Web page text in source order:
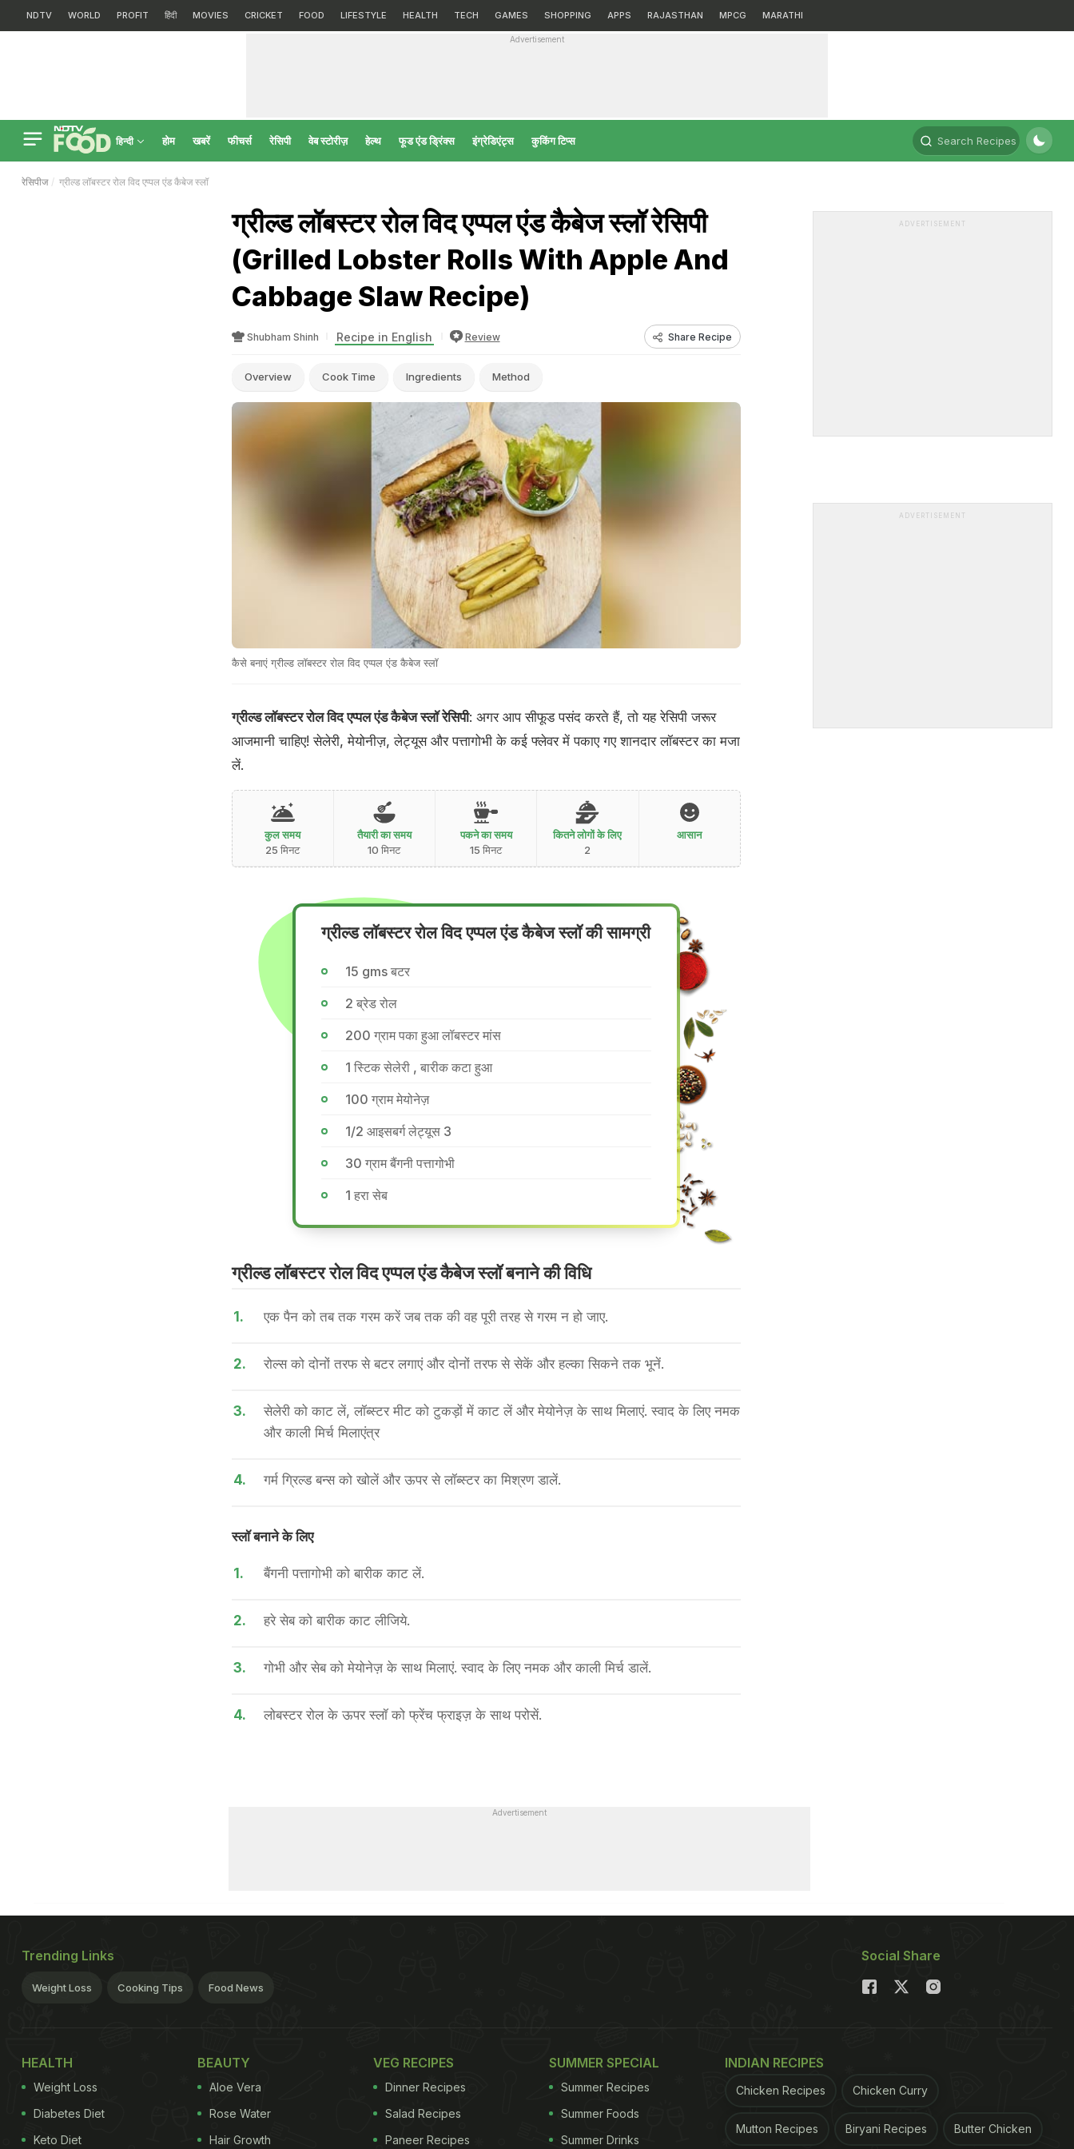
NDTV WORLD PROFIT हिंदी MOVIES CRICKET FOOD LIFESTYLE HEALTH TECH GAMES SHOPPING APPS RAJASTHAN MPCG MARATHI
Advertisement
हिन्दी होम खबरें फीचर्स रेसिपी वेब स्टोरीज़ हेल्‍थ फूड एंड ड्रिंक्स इंग्रेडिएंट्स कुकिंग टिप्स Search Recipes
रेसिपीज ग्रील्ड लॉबस्टर रोल विद एप्पल एंड कैबेज स्लॉ
ग्रील्ड लॉबस्टर रोल विद एप्पल एंड कैबेज स्लॉ रेसिपी
(Grilled Lobster Rolls With Apple And
Cabbage Slaw Recipe)
Shubham Shinh Recipe in English Review Share Recipe
Overview Cook Time Ingredients Method
कैसे बनाएं ग्रील्ड लॉबस्टर रोल विद एप्पल एंड कैबेज स्लॉ
ग्रील्ड लॉबस्टर रोल विद एप्पल एंड कैबेज स्लॉ रेसिपी: अगर आप सीफूड पसंद करते हैं, तो यह रेसिपी जरूर
आजमानी चाहिए! सेलेरी, मेयोनीज़, लेट्यूस और पत्तागोभी के कई फ्लेवर में पकाए गए शानदार लॉबस्टर का मजा
लें.
कुल समय
25 मिनट
तैयारी का समय
10 मिनट
पकने का समय
15 मिनट
कितने लोगों के लिए
2
आसान
ग्रील्ड लॉबस्टर रोल विद एप्पल एंड कैबेज स्लॉ की सामग्री
15 gms बटर
2 ब्रेड रोल
200 ग्राम पका हुआ लॉबस्टर मांस
1 स्टिक सेलेरी , बारीक कटा हुआ
100 ग्राम मेयोनेज़
1/2 आइसबर्ग लेट्यूस 3
30 ग्राम बैंगनी पत्तागोभी
1 हरा सेब
ग्रील्ड लॉबस्टर रोल विद एप्पल एंड कैबेज स्लॉ बनाने की वि​धि
1. एक पैन को तब तक गरम करें जब तक की वह पूरी तरह से गरम न हो जाए.
2. रोल्स को दोनों तरफ से बटर लगाएं और दोनों तरफ से सेकें और हल्का सिकने तक भूनें.
3.
सेलेरी को काट लें, लॉब्स्टर मीट को टुकड़ों में काट लें और मेयोनेज़ के साथ मिलाएं. स्वाद के लिए नमक
और काली मिर्च मिलाएंत्र
4. गर्म ग्रिल्ड बन्स को खोलें और ऊपर से लॉब्स्टर का मिश्रण डालें.
स्लॉ बनाने के लिए
1. बैंगनी पत्तागोभी को बारीक काट लें.
2. हरे सेब को बारीक काट लीजिये.
3. गोभी और सेब को मेयोनेज़ के साथ मिलाएं. स्वाद के लिए नमक और काली मिर्च डालें.
4. लोबस्टर रोल के ऊपर स्लॉ को फ्रेंच फ्राइज़ के साथ परोसें.
ADVERTISEMENT
ADVERTISEMENT
Advertisement
Trending Links
Weight Loss Cooking Tips Food News
Social Share
HEALTH
Weight Loss
Diabetes Diet
Keto Diet
BEAUTY
Aloe Vera
Rose Water
Hair Growth
VEG RECIPES
Dinner Recipes
Salad Recipes
Paneer Recipes
SUMMER SPECIAL
Summer Recipes
Summer Foods
Summer Drinks
INDIAN RECIPES
Chicken Recipes Chicken Curry
Mutton Recipes Biryani Recipes Butter Chicken